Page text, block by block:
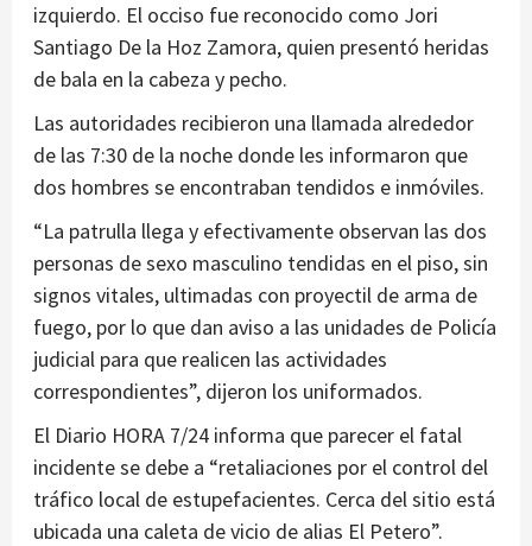
izquierdo. El occiso fue reconocido como Jori
Santiago De la Hoz Zamora, quien presentó heridas
de bala en la cabeza y pecho.
Las autoridades recibieron una llamada alrededor
de las 7:30 de la noche donde les informaron que
dos hombres se encontraban tendidos e inmóviles.
“La patrulla llega y efectivamente observan las dos
personas de sexo masculino tendidas en el piso, sin
signos vitales, ultimadas con proyectil de arma de
fuego, por lo que dan aviso a las unidades de Policía
judicial para que realicen las actividades
correspondientes”, dijeron los uniformados.
El Diario HORA 7/24 informa que parecer el fatal
incidente se debe a “retaliaciones por el control del
tráfico local de estupefacientes. Cerca del sitio está
ubicada una caleta de vicio de alias El Petero”.